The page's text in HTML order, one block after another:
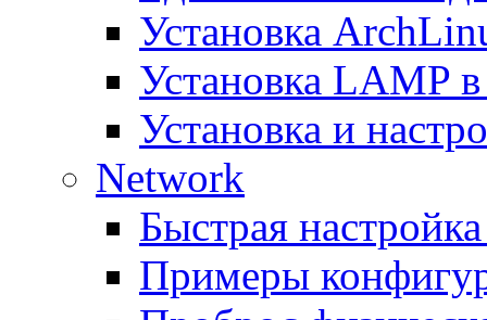
Установка
Установка LAMP
Установка и
Network
Быстрая
Примеры